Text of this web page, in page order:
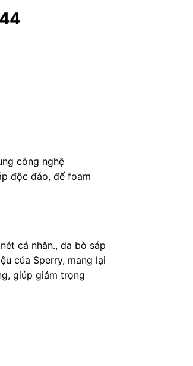
công nghệ
độc đáo, đế foam
cá nhân., da bò sáp
của Sperry, mang lại
giúp giảm trọng